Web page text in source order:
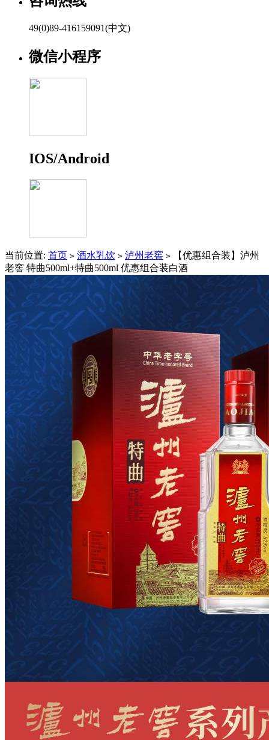
49(0)89-416159091(中文)
微信小程序
IOS/Android
当前位置: 首页 > 酒水乳饮 > 泸州老窖 > 【优惠组合装】泸州
老窖 特曲500ml+特曲500ml 优惠组合装白酒